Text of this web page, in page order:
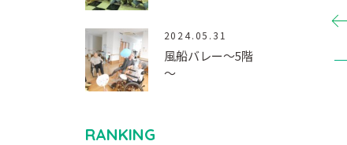
2024.05.31
風船バレー～5階
～
RANKING